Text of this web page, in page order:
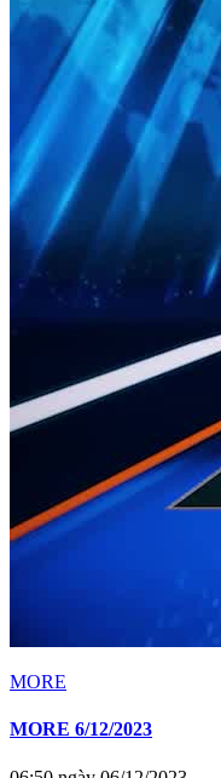
MORE
MORE 6/12/2023